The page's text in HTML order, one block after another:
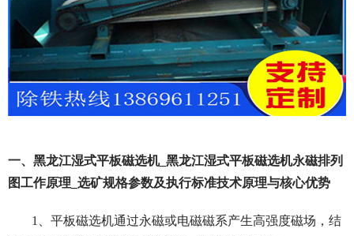
一、黑龙江湿式平板磁选机_黑龙江湿式平板磁选机永磁排列
图工作原理_选矿规格参数及执行标准技术原理与核心优势
1、平板磁选机通过永磁或电磁磁系产生高强度磁场，结